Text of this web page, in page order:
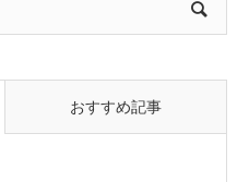
おすすめ記事